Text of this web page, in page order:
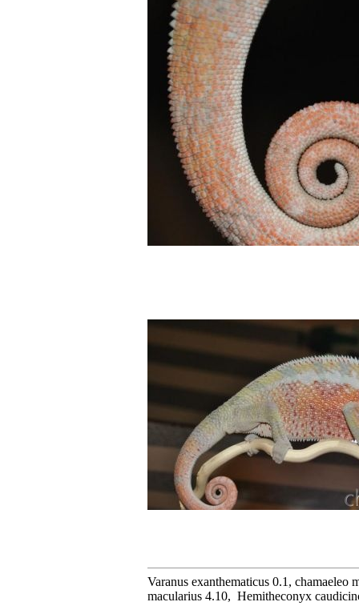
Varanus exanthematicus 0.1,
macularius 4.10, Hemitheconyx